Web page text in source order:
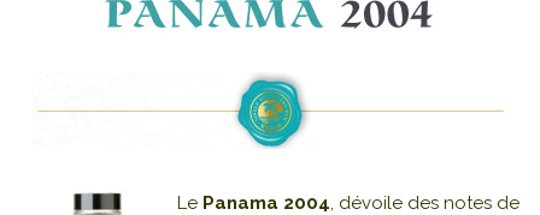
Le Panama 2004, dévoile des notes de